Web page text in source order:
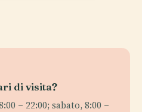
di visita?
– 22:00; sabato, 8:00 –